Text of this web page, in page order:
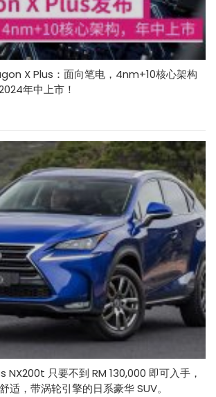
X Plus：面向笔电，4nm+10核心架构
年中上市！
NX200t 只要不到 RM 130,000 即可入手，
适，带涡轮引擎的日系豪华 SUV。